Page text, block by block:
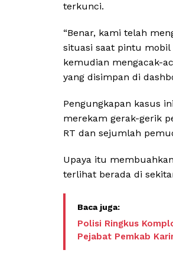
terkunci.
“Benar, kami telah
situasi saat pintu
kemudian mengacak-
yang disimpan di
Pengungkapan kasus
merekam gerak-gerik
RT dan sejumlah
Upaya itu
terlihat berada di
Polisi Ringkus
Pejabat Pemkab